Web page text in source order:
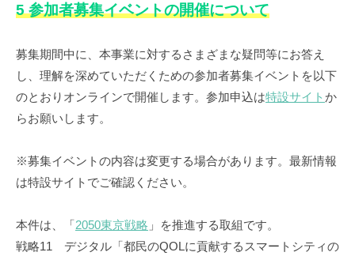
5 参加者募集イベントの開催について
募集期間中に、本事業に対するさまざまな疑問等にお答え
し、理解を深めていただくための参加者募集イベントを以下
のとおりオンラインで開催します。参加申込は特設サイトか
らお願いします。
※募集イベントの内容は変更する場合があります。最新情報
は特設サイトでご確認ください。
本件は、「2050東京戦略 」を推進する取組です。
戦略11 デジタル「都民のQOLに貢献するスマートシティの